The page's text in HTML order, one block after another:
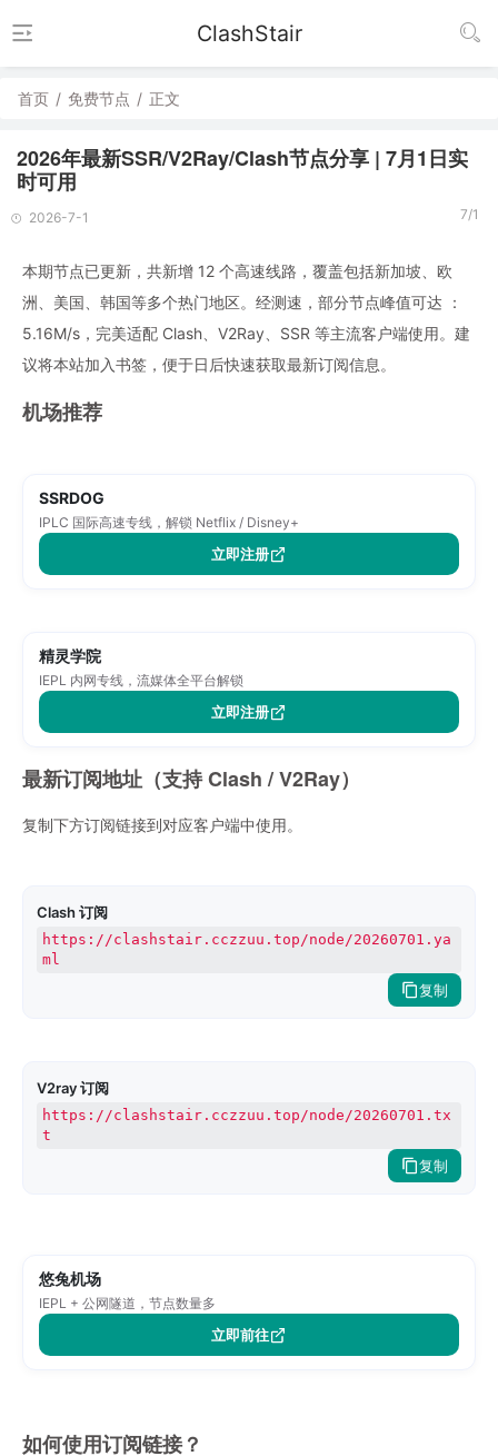
ClashStair
首页 / 免费节点 / 正文
2026年最新SSR/V2Ray/Clash节点分享 | 7月1日实
时可用
2026-7-1 7/1
本期节点已更新，共新增 12 个高速线路，覆盖包括新加坡、欧
洲、美国、韩国等多个热门地区。经测速，部分节点峰值可达 ：
5.16M/s，完美适配 Clash、V2Ray、SSR 等主流客户端使用。建
议将本站加入书签，便于日后快速获取最新订阅信息。
机场推荐
SSRDOG
IPLC 国际高速专线，解锁 Netflix / Disney+
立即注册
精灵学院
IEPL 内网专线，流媒体全平台解锁
立即注册
最新订阅地址（支持 Clash / V2Ray）
复制下方订阅链接到对应客户端中使用。
Clash 订阅
https://clashstair.cczzuu.top/node/20260701.ya
ml
复制
V2ray 订阅
https://clashstair.cczzuu.top/node/20260701.tx
t
复制
悠兔机场
IEPL + 公网隧道，节点数量多
立即前往
如何使用订阅链接？